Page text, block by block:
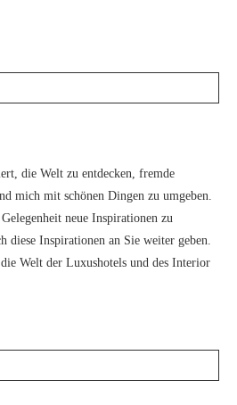
die Welt zu entdecken, fremde
mich mit schönen Dingen zu umgeben.
neue Inspirationen zu
diese Inspirationen an Sie weiter geben.
Welt der Luxushotels und des Interior